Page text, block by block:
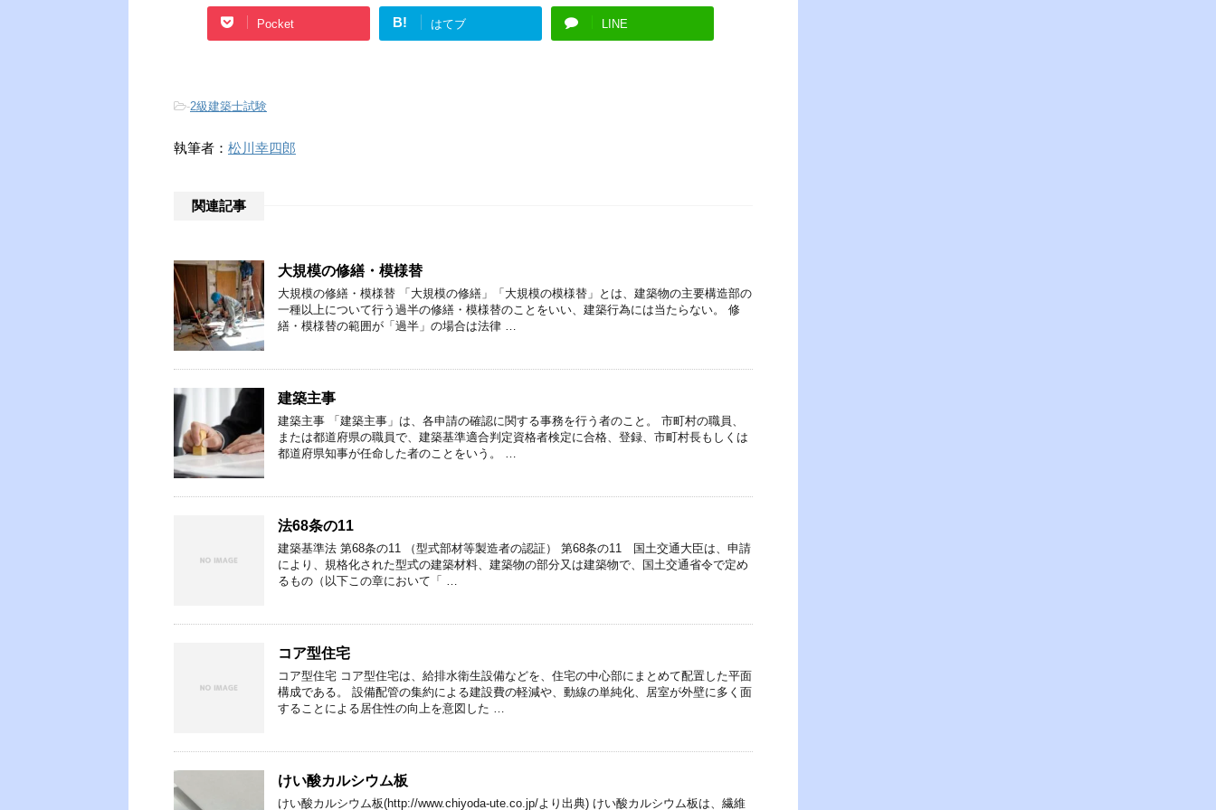
Pocket B! はてブ LINE
-2級建築士試験
執筆者： 松川幸四郎
関連記事
大規模の修繕・模様替
大規模の修繕・模様替 「大規模の修繕」「大規模の模様替」とは、建築物の主要構造部の
一種以上について行う過半の修繕・模様替のことをいい、建築行為には当たらない。 修
繕・模様替の範囲が「過半」の場合は法律 …
建築主事
建築主事 「建築主事」は、各申請の確認に関する事務を行う者のこと。 市町村の職員、
または都道府県の職員で、建築基準適合判定資格者検定に合格、登録、市町村長もしくは
都道府県知事が任命した者のことをいう。 …
法68条の11
建築基準法 第68条の11 （型式部材等製造者の認証） 第68条の11 国土交通大臣は、申請
により、規格化された型式の建築材料、建築物の部分又は建築物で、国土交通省令で定め
るもの（以下この章において「 …
コア型住宅
コア型住宅 コア型住宅は、給排水衛生設備などを、住宅の中心部にまとめて配置した平面
構成である。 設備配管の集約による建設費の軽減や、動線の単純化、居室が外壁に多く面
することによる居住性の向上を意図した …
けい酸カルシウム板
けい酸カルシウム板(http://www.chiyoda-ute.co.jp/より出典) けい酸カルシウム板は、繊維